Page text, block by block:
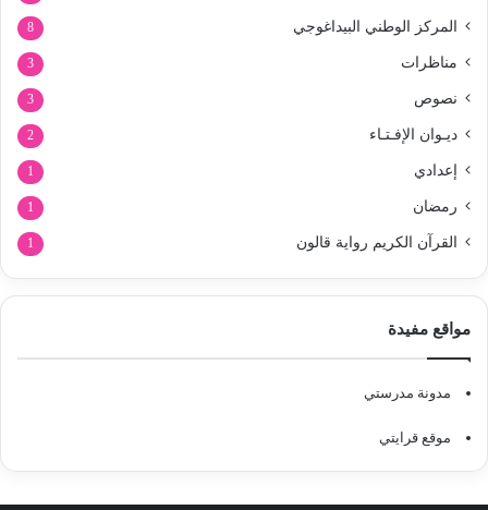
المركز الوطني البيداغوجي 8
مناظرات 3
نصوص 3
ديـوان الإفـتـاء 2
إعدادي 1
رمضان 1
القرآن الكريم رواية قالون 1
مواقع مفيدة
مدونة مدرستي
موقع قرايتي